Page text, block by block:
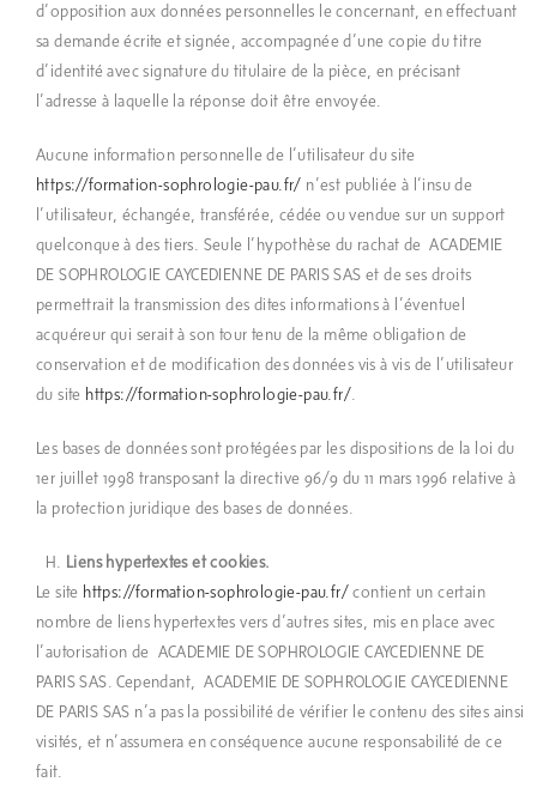
d’opposition aux données personnelles le concernant, en effectuant
sa demande écrite et signée, accompagnée d’une copie du titre
d’identité avec signature du titulaire de la pièce, en précisant
l’adresse à laquelle la réponse doit être envoyée.
Aucune information personnelle de l’utilisateur du site
https://formation-sophrologie-pau.fr/ n’est publiée à l’insu de
l’utilisateur, échangée, transférée, cédée ou vendue sur un support
quelconque à des tiers. Seule l’hypothèse du rachat de ACADEMIE
DE SOPHROLOGIE CAYCEDIENNE DE PARIS SAS et de ses droits
permettrait la transmission des dites informations à l’éventuel
acquéreur qui serait à son tour tenu de la même obligation de
conservation et de modification des données vis à vis de l’utilisateur
du site https://formation-sophrologie-pau.fr/
Les bases de données sont protégées par les dispositions de la loi du
1er juillet 1998 transposant la directive 96/9 du 11 mars 1996 relative à
la protection juridique des bases de données.
Liens hypertextes et cookies.
Le site https://formation-sophrologie-pau.fr/ contient un certain
nombre de liens hypertextes vers d’autres sites, mis en place avec
l’autorisation de ACADEMIE DE SOPHROLOGIE CAYCEDIENNE DE
PARIS SAS. Cependant, ACADEMIE DE SOPHROLOGIE CAYCEDIENNE
DE PARIS SAS n’a pas la possibilité de vérifier le contenu des sites ainsi
visités, et n’assumera en conséquence aucune responsabilité de ce
fait.